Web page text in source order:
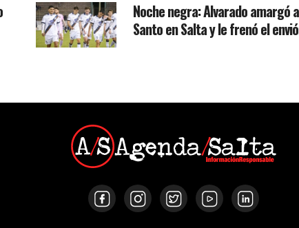
Noche negra: Alvarado amargó
Santo en Salta y le frenó el